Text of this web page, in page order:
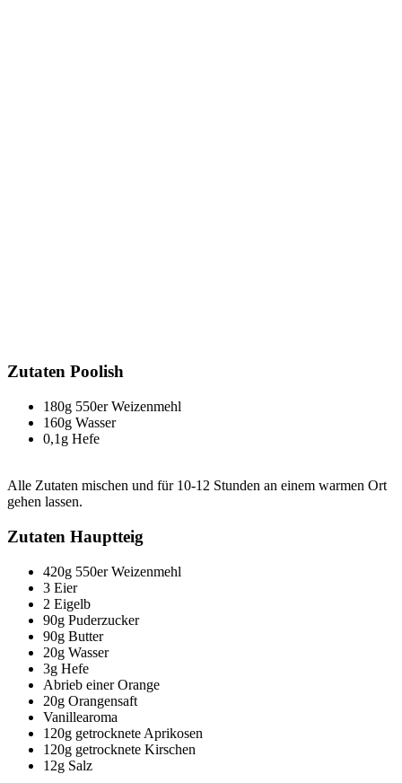
Zutaten Poolish
180g 550er Weizenmehl
160g Wasser
0,1g Hefe
Alle Zutaten mischen und für 10-12 Stunden an einem warmen Ort
gehen lassen.
Zutaten Hauptteig
420g 550er Weizenmehl
3 Eier
2 Eigelb
90g Puderzucker
90g Butter
20g Wasser
3g Hefe
Abrieb einer Orange
20g Orangensaft
Vanillearoma
120g getrocknete Aprikosen
120g getrocknete Kirschen
12g Salz